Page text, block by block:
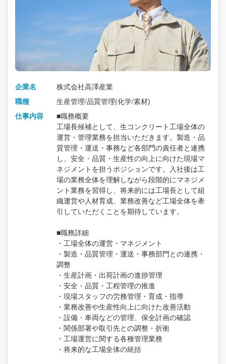
企業名
株式会社高澤産業
職種
生産管理/品質管理(化学/素材)
仕事内容
■職務概要
工場長候補として、生コンクリート工場全体の
運営・管理業務を担当いただきます。製造・品
質管理・運送・事務など各部門の責任者と連携
し、安全・品質・生産性の向上に向けた現場マ
ネジメントを担うポジションです。入社後は工
場の業務全体を理解しながら段階的にマネジメ
ント業務を習得し、将来的には工場長として組
織運営や人材育成、業務改善など工場全体を牽
引していただくことを期待しています。
■職務詳細
・工場全体の運営・マネジメント
・製造・品質管理・運送・事務部門との連携・
調整
・生産計画・出荷計画の進捗管理
・安全・品質・工程管理の推進
・現場スタッフの労務管理・育成・指導
・業務改善や生産性向上に向けた改善活動
・設備・車両などの管理、保全計画の確認
・関係部署や取引先との調整・折衝
・工場運営に関する各種管理業務
・将来的な工場全体の統括